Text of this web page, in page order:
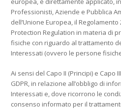
Professionisti, Aziende e Pubblica
dell’Unione Europea, il
Protection Regulation in materia di
fisiche con riguardo al trattamento
Interessati (ovvero le persone
Ai sensi del Capo II (Principi) e Capo
GDPR, in relazione all’obbligo di
Interessati e, dove ricorrono le
consenso informato per il